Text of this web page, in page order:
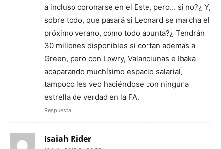
a incluso coronarse en el Este, pero… si no?¿ Y,
sobre todo, que pasará si Leonard se marcha el
próximo verano, como todo apunta?¿ Tendrán
30 millones disponibles si cortan además a
Green, pero con Lowry, Valanciunas e Ibaka
acaparando muchísimo espacio salarial,
tampoco les veo haciéndose con ninguna
estrella de verdad en la FA.
Respuesta
Isaiah Rider